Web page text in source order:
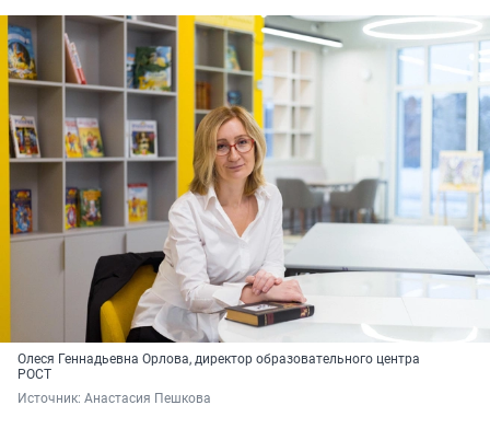
Олеся Геннадьевна Орлова, директор образовательного центра
РОСТ
Источник: Анастасия Пешкова